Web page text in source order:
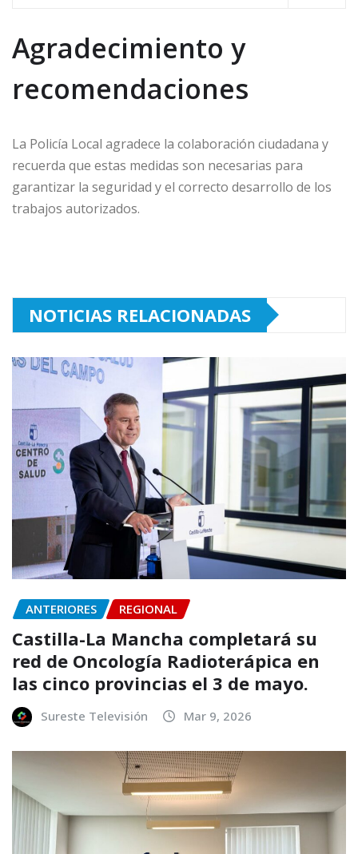
Agradecimiento y
recomendaciones
La Policía Local agradece la colaboración ciudadana y
recuerda que estas medidas son necesarias para
garantizar la seguridad y el correcto desarrollo de los
trabajos autorizados.
NOTICIAS RELACIONADAS
ANTERIORES REGIONAL
Castilla-La Mancha completará su
red de Oncología Radioterápica en
las cinco provincias el 3 de mayo.
Sureste Televisión Mar 9, 2026